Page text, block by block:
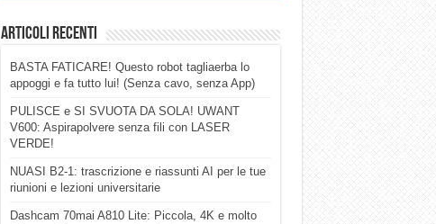
Articoli Recenti
BASTA FATICARE! Questo robot tagliaerba lo
appoggi e fa tutto lui! (Senza cavo, senza App)
PULISCE e SI SVUOTA DA SOLA! UWANT
V600: Aspirapolvere senza fili con LASER
VERDE!
NUASI B2-1: trascrizione e riassunti AI per le tue
riunioni e lezioni universitarie
Dashcam 70mai A810 Lite: Piccola, 4K e molto